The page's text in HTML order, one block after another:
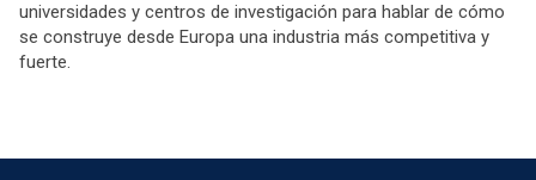
universidades y centros de investigación para hablar de cómo
se construye desde Europa una industria más competitiva y
fuerte.